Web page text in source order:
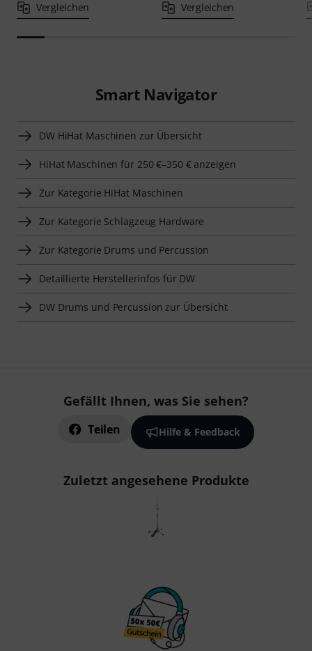
Vergleichen Vergleichen
Smart Navigator
DW HiHat Maschinen zur Übersicht
HiHat Maschinen für 250 €–350 € anzeigen
Zur Kategorie HiHat Maschinen
Zur Kategorie Schlagzeug Hardware
Zur Kategorie Drums und Percussion
Detaillierte Herstellerinfos für DW
DW Drums und Percussion zur Übersicht
Gefällt Ihnen, was Sie sehen?
Teilen Hilfe & Feedback
Zuletzt angesehene Produkte